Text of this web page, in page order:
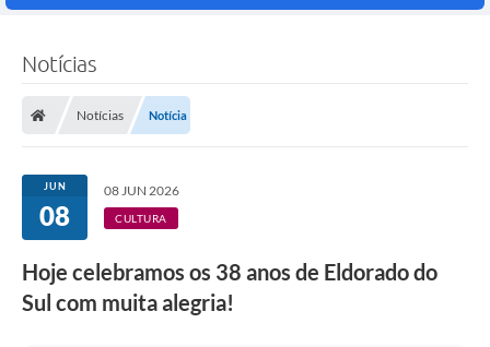
Notícias
Notícias Notícia
JUN
08
08 JUN 2026
CULTURA
Hoje celebramos os 38 anos de Eldorado do
Sul com muita alegria!